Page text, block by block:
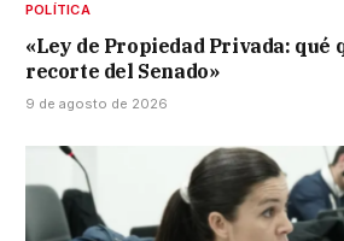
POLÍTICA
«Ley de Propiedad Privada: qué
recorte del Senado»
9 de agosto de 2026